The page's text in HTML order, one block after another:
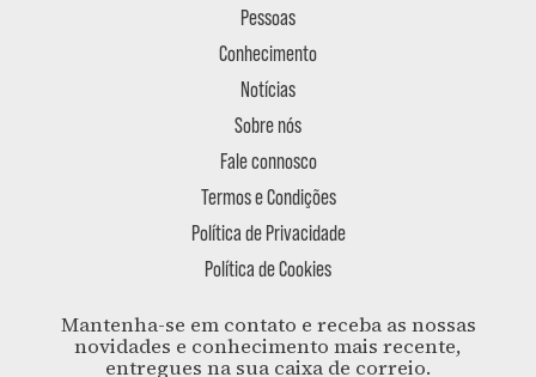
Pessoas
Conhecimento
Notícias
Sobre nós
Fale connosco
Termos e Condições
Política de Privacidade
Política de Cookies
Mantenha-se em contato e receba as nossas
novidades e conhecimento mais recente,
entregues na sua caixa de correio.